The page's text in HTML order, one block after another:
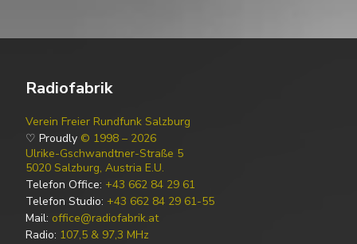
Radiofabrik
Verein Freier Rundfunk Salzburg
♡ Proudly © 1998 – 2026
Ulrike-Gschwandtner-Straße 5
5020 Salzburg, Austria E.U.
Telefon Office: +43 662 84 29 61
Telefon Studio: +43 662 84 29 61-55
Mail: office@radiofabrik.at
Radio: 107,5 & 97,3 MHz